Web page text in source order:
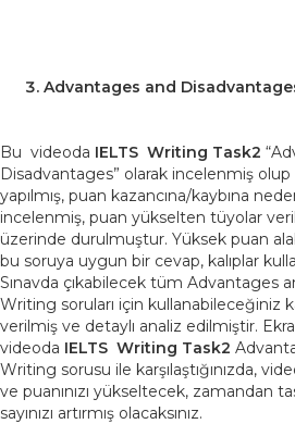
Advantages and
Bu videoda IELTS Writing Task2
Disadvantages” olarak incelenmiş olup
yapılmış, puan kazancına/kaybına
incelenmiş, puan yükselten tüyolar
üzerinde durulmuştur. Yüksek puan
bu soruya uygun bir cevap, kalıplar
Sınavda çıkabilecek tüm Advantages
Writing soruları için kullanabileceğiniz
verilmiş ve detaylı analiz edilmiştir.
videoda IELTS Writing Task2
Writing sorusu ile karşılaştığınızda,
ve puanınızı yükseltecek, zamandan
sayınızı artırmış olacaksınız.